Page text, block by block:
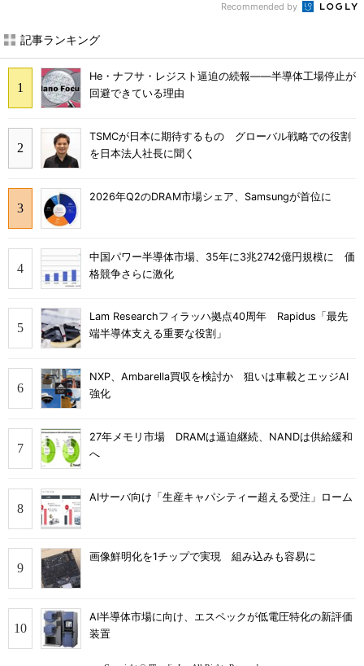
Recommended by
記事ランキング
He・ナフサ・レジスト逼迫の続報――半導体工場停止が
回避できている理由
TSMCが日本に期待するもの グローバル戦略での役割
を日本法人社長に聞く
2026年Q2のDRAM市場シェア、Samsungが首位に
中国パワー半導体市場、35年に3兆2742億円規模に 価
格競争さらに激化
Lam Researchフィラッハ拠点40周年 Rapidus「最先
端半導体支える重要な役割」
NXP、Ambarella買収を検討か 狙いは車載とエッジAI
強化
27年メモリ市場 DRAMは逼迫継続、NANDは供給緩和
へ
AIサーバ向け「生産キャパシティー超える受注」ローム
画像鮮明化を1チップで実現 組み込みも容易に
AI半導体市場に向け、エスペックが低電圧特化の新評価
装置